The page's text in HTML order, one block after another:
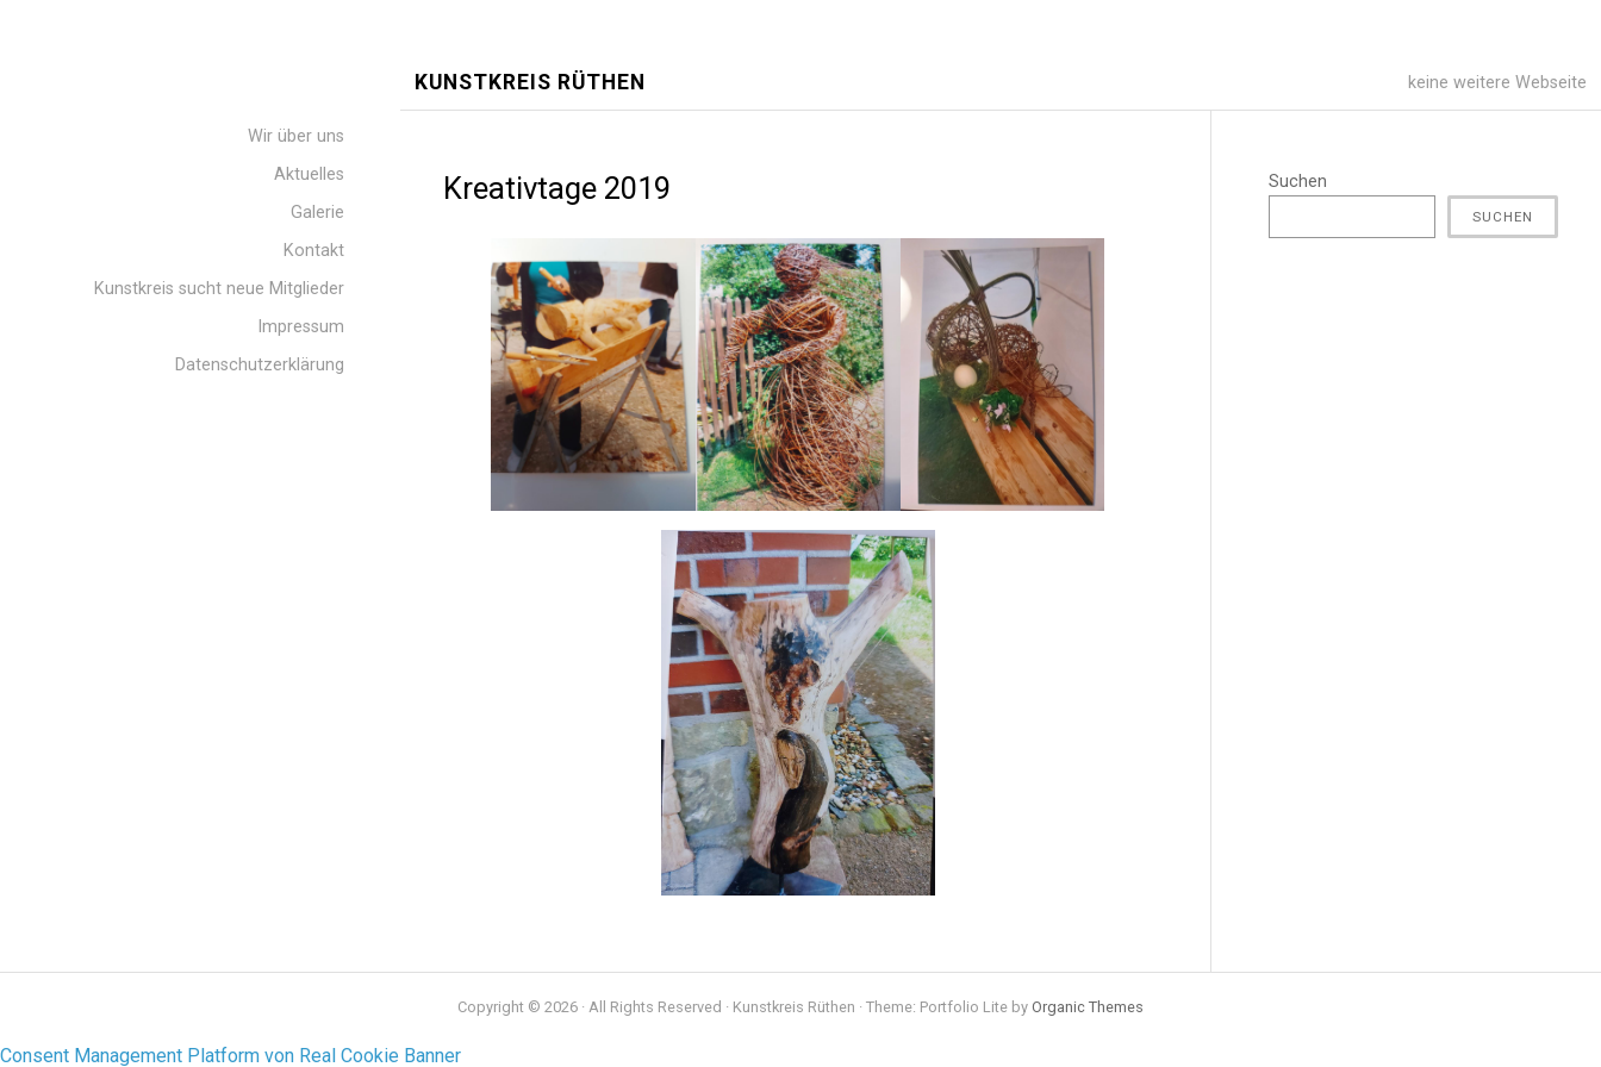
Wir über uns
Aktuelles
Galerie
Kontakt
Kunstkreis sucht neue Mitglieder
Impressum
Datenschutzerklärung
KUNSTKREIS RÜTHEN keine weitere Webseite
Kreativtage 2019 Suchen
SUCHEN
Copyright © 2026 · All Rights Reserved · Kunstkreis Rüthen · Theme: Portfolio Lite by Organic Themes
Consent Management Platform von Real Cookie Banner